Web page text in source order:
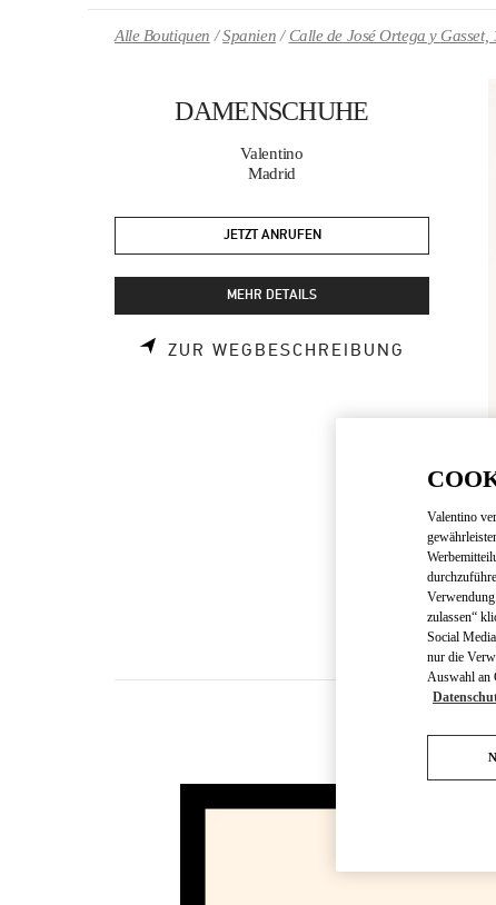
Alle Boutiquen Spanien Calle de José Ortega y Gasset,
DAMENSCHUHE
Valentino
Madrid
JETZT ANRUFEN
MEHR DETAILS
ZUR WEGBESCHREIBUNG
Valentino
zulassen“
Social
nur die
Auswahl an